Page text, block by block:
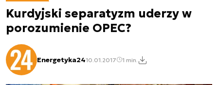
Kurdyjski separatyzm uderzy w
porozumienie OPEC?
Energetyka2410.01.2017 1 min.